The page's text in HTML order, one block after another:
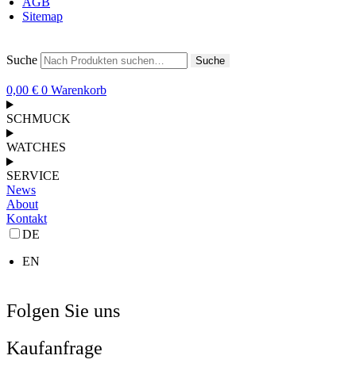
Sitemap
Suche Suche
0,00 € 0 Warenkorb
SCHMUCK
WATCHES
SERVICE
News
About
Kontakt
DE
EN
Folgen Sie uns
Kaufanfrage